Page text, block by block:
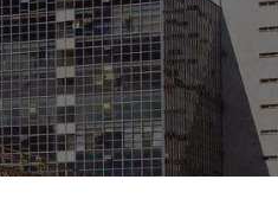
HÃNG SẢN XUẤT
LĨNH VỰC ỨNG DỤNG
DỊCH VỤ
LIÊN HỆ